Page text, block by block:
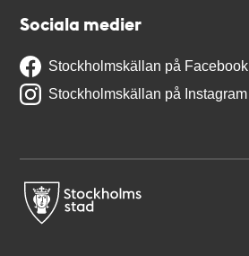
Sociala medier
Stockholmskällan på Facebook
Stockholmskällan på Instagram